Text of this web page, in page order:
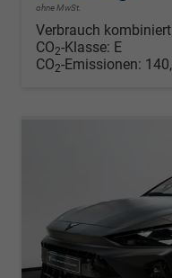
ohne MwSt.
Verbrauch
CO2-Klasse: E
CO2-Emissionen: